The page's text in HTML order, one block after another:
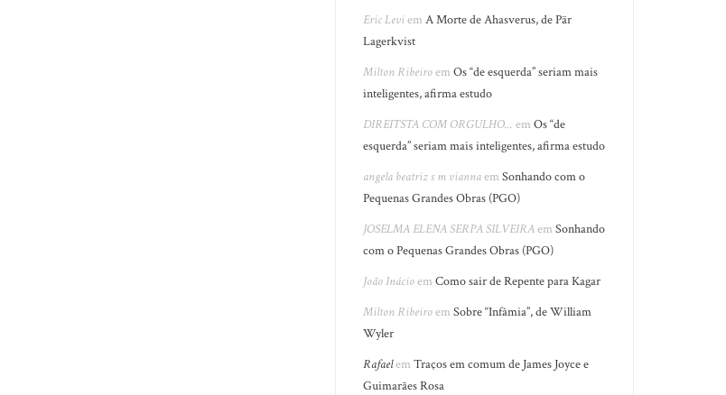
Eric LeviemA Morte de Ahasverus, de Pär
Lagerkvist
Milton RibeiroemOs “de esquerda” seriam mais
inteligentes, afirma estudo
DIREITSTA COM ORGULHO... emOs “de
esquerda” seriam mais inteligentes, afirma estudo
angela beatriz s m viannaemSonhando com o
Pequenas Grandes Obras (PGO)
JOSELMA ELENA SERPA SILVEIRAemSonhando
com o Pequenas Grandes Obras (PGO)
João InácioemComo sair de Repente para Kagar
Milton RibeiroemSobre “Infâmia”, de William
Wyler
RafaelemTraços em comum de James Joyce e
Guimarães Rosa